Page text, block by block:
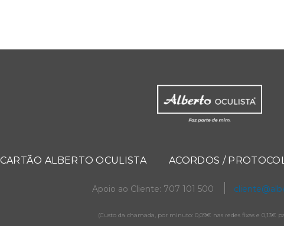
CARTÃO ALBERTO OCULISTA ACORDOS /
Apoio ao Cliente: 707 101 500
(Custo da chamada, por minuto: 0,09€ nas redes fixas e 0,13€